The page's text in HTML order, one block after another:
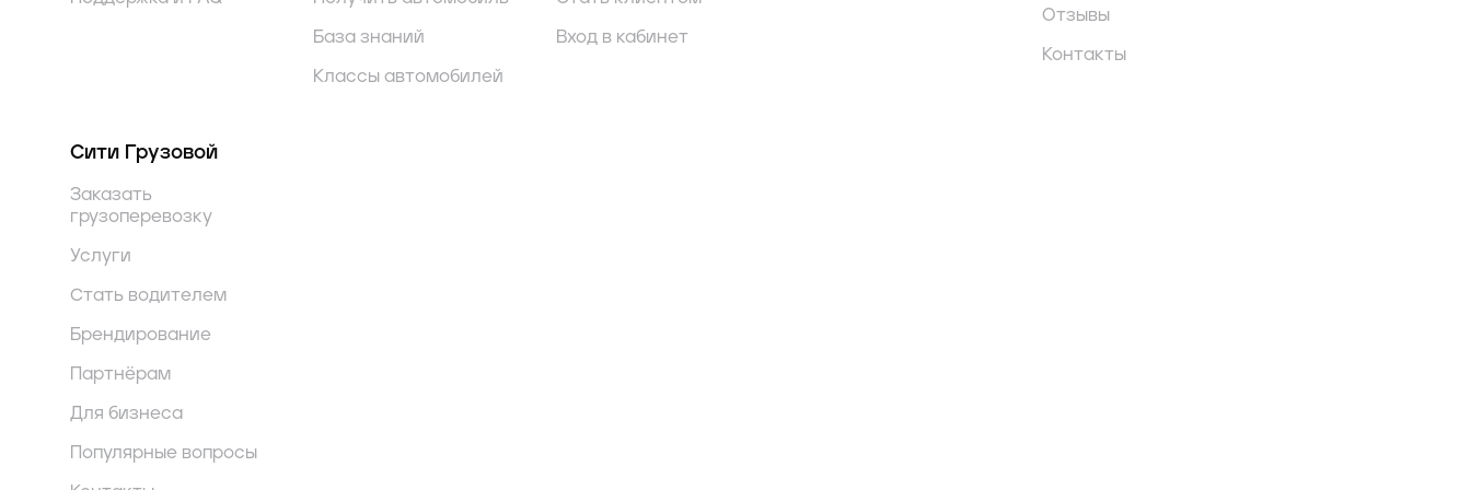
База знаний
Классы автомобилей
Вход в кабинет
Отзывы
Контакты
Сити Грузовой
Заказать
грузоперевозку
Услуги
Стать водителем
Брендирование
Партнёрам
Для бизнеса
Популярные вопросы